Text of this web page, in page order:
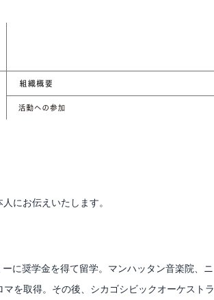
にお伝えいたします。
に奨学金を得て留学。マンハッタン音楽院、ニ
を取得。その後、シカゴシビックオーケストラ